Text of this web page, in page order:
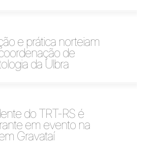
e prática norteiam
de
da Ulbra
do TRT-RS é
em evento na
Gravataí